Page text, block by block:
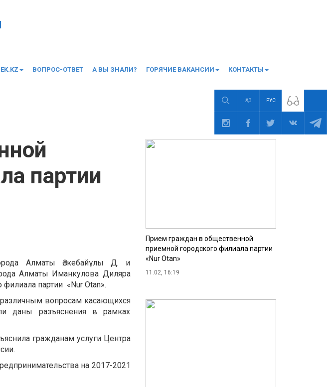
ВОПРОС-ОТВЕТ А ВЫ ЗНАЛИ? ГОРЯЧИЕ ВАКАНСИИ КОНТАКТЫ
ҚАЗ РУС
партии
Алматы Әлкебайұлы Д. и
Алматы Иманкулова Диляра
партии «Nur Otan».
вопросам касающихся
даны разъяснения в рамках
гражданам услуги Центра
на 2017-2021
ДРУГИЕ НОВОСТИ
Прием граждан в общественной
приемной городского филиала партии
«Nur Otan»
11.02, 16:19